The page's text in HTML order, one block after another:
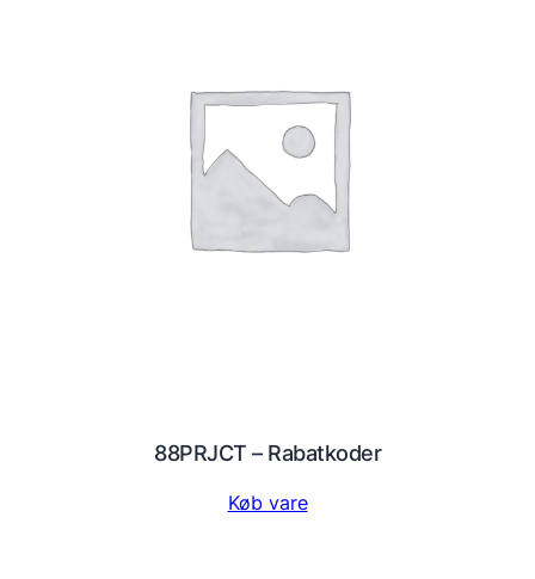
88PRJCT – Rabatkoder
Køb vare